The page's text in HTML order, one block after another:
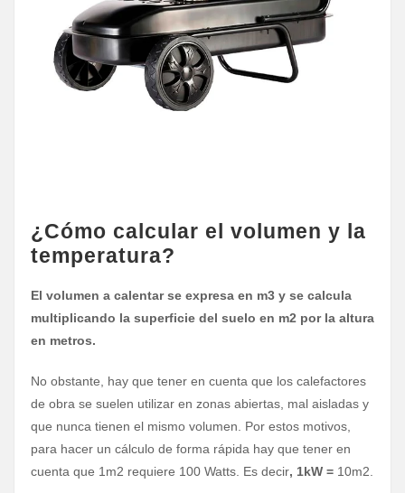
¿Cómo calcular el volumen y la
temperatura?
El volumen a calentar se expresa en m3 y se calcula
multiplicando la superficie del suelo en m2 por la altura
en metros.
No obstante, hay que tener en cuenta que los calefactores
de obra se suelen utilizar en zonas abiertas, mal aisladas y
que nunca tienen el mismo volumen. Por estos motivos,
para hacer un cálculo de forma rápida hay que tener en
cuenta que 1m2 requiere 100 Watts. Es decir, 1kW = 10m2.